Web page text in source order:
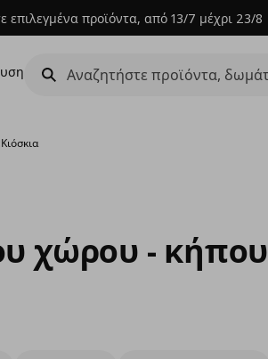
επιλεγμένα προϊόντα, από 13/7 μέχρι 23/8
Κιόσκια
χώρου - κήπου